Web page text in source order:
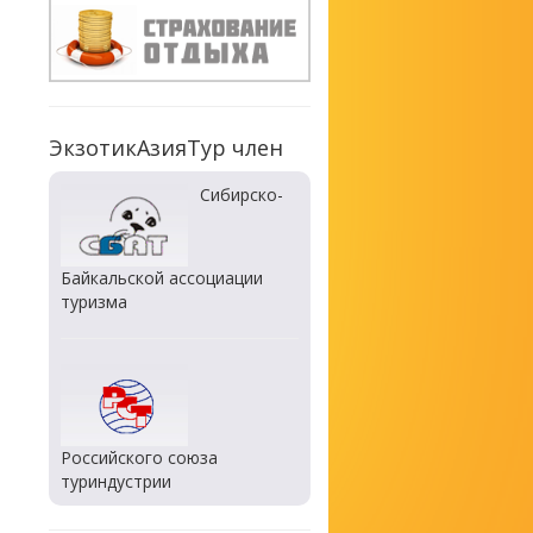
ЭкзотикАзияТур член
Сибирско-
Байкальской ассоциации
туризма
Российского союза
туриндустрии